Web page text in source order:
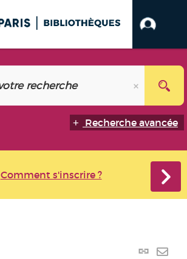
Recherche avancée
Comment s'inscrire ?
Lien